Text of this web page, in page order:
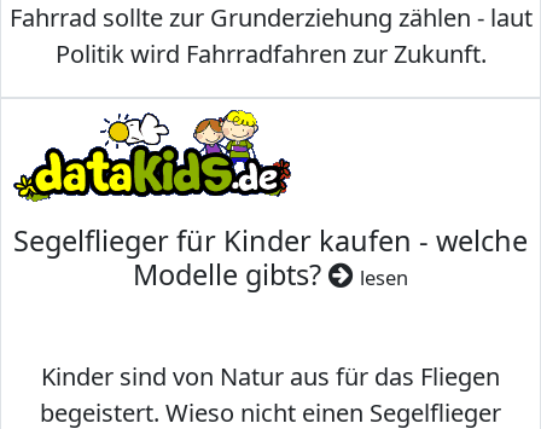
Fahrrad sollte zur Grunderziehung zählen - laut
Politik wird Fahrradfahren zur Zukunft.
Segelflieger für Kinder kaufen - welche
Modelle gibts?
lesen
Kinder sind von Natur aus für das Fliegen
begeistert. Wieso nicht einen Segelflieger